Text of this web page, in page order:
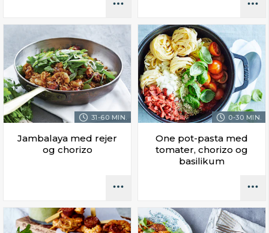
31-60 MIN.
Jambalaya med rejer
og chorizo
0-30 MIN.
One pot-pasta med
tomater, chorizo og
basilikum